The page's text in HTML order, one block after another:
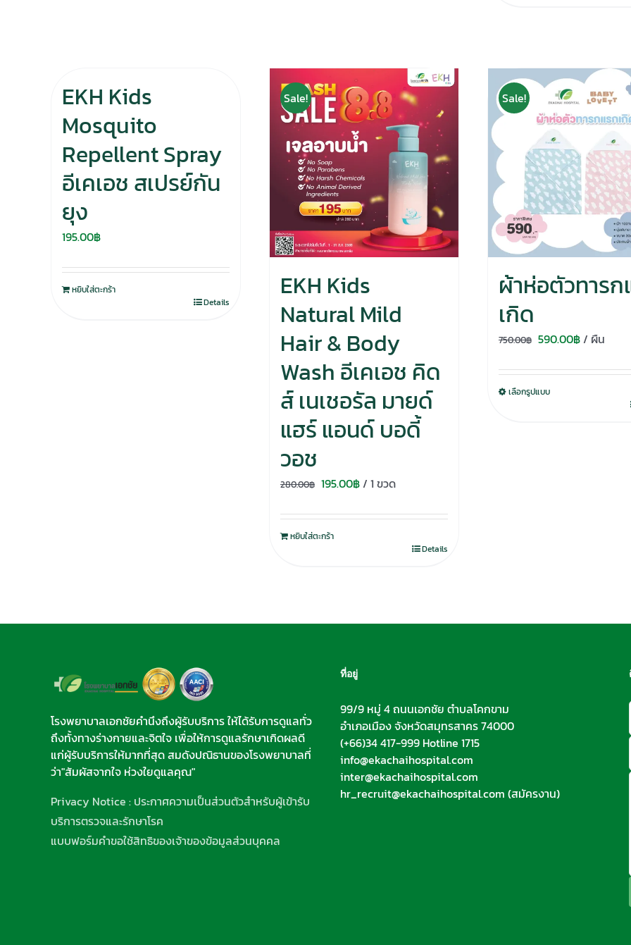
EKH Kids
Mosquito
Repellent Spray
อีเคเอช สเปรย์กัน
ยุง
195.00฿
หยิบใส่ตะกร้า
Details
Sale!
EKH Kids
Natural Mild
Hair & Body
Wash อีเคเอช คิด
ส์ เนเชอรัล มายด์
แฮร์ แอนด์ บอดี้
วอช
280.00฿ Original
was:
280.00฿.
195.00฿Current
is:
/ 1 ขวด
หยิบใส่ตะกร้า
Details
Sale!
ผ้าห่อตัวทารก
เกิด
750.00฿ Original
was:
750.00฿.
590.00฿Current
is:
/ ผืน
เลือกรูปแบบ
โรงพยาบาลเอกชัยคำนึงถึงผู้รับบริการ ให้ได้รับการดูแลทั่ว
ถึงทั้งทางร่างกายและจิตใจ เพื่อให้การดูแลรักษาเกิดผลดี
แก่ผู้รับบริการให้มากที่สุด สมดังปณิธานของโรงพยาบาลที่
ว่า"สัมผัสจากใจ ห่วงใยดูแลคุณ"
Privacy Notice : ประกาศความเป็นส่วนตัวสำหรับผู้เข้ารับ
บริการตรวจและรักษาโรค
แบบฟอร์มคำขอใช้สิทธิของเจ้าของข้อมูลส่วนบุคคล
ที่อยู่
99/9 หมู่ 4 ถนนเอกชัย ตำบลโคกขาม
อำเภอเมือง จังหวัดสมุทรสาคร 74000
(+66)34 417-999 Hotline 1715
info@ekachaihospital.com
inter@ekachaihospital.com
hr_recruit@ekachaihospital.com (สมัครงาน)